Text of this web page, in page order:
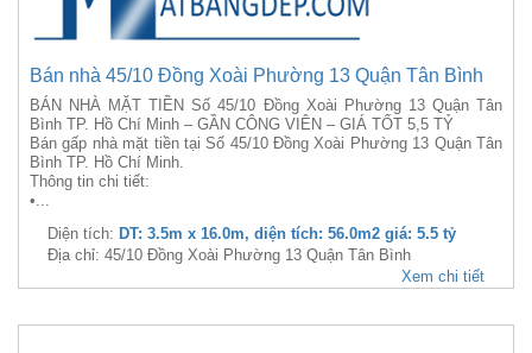
Bán nhà 45/10 Đồng Xoài Phường 13 Quận Tân Bình
BÁN NHÀ MẶT TIỀN Số 45/10 Đồng Xoài Phường 13 Quận Tân
Bình TP. Hồ Chí Minh – GẦN CÔNG VIÊN – GIÁ TỐT 5,5 TỶ
Bán gấp nhà mặt tiền tại Số 45/10 Đồng Xoài Phường 13 Quận Tân
Bình TP. Hồ Chí Minh.
Thông tin chi tiết:
•...
Diện tích: DT: 3.5m x 16.0m, diện tích: 56.0m2 giá: 5.5 tỷ
Địa chỉ: 45/10 Đồng Xoài Phường 13 Quận Tân Bình
Xem chi tiết